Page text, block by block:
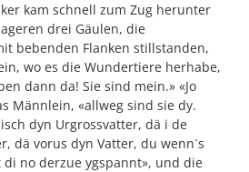
kam schnell zum Zug herunter
drei Gäulen, die
bebenden Flanken stillstanden,
wo es die Wundertiere herhabe,
dann da! Sie sind mein.» «Jo
Männlein, «allweg sind sie dy.
dyn Urgrossvatter, dä i de
dä vorus dyn Vatter, du wenn`s
no derzue ygspannt», und die